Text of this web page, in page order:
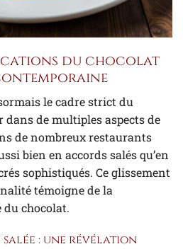
du chocolat
le cadre strict du
dans de multiples aspects de
de nombreux restaurants
bien en accords salés qu’en
sophistiqués. Ce glissement
témoigne de la
chocolat.
: une révélation